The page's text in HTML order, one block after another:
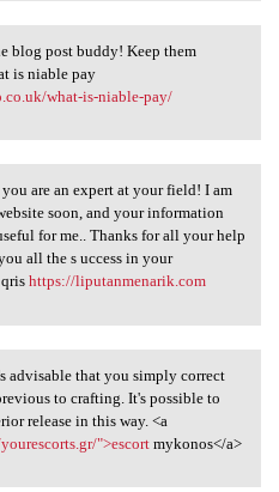
blog post
blog post buddy! Keep them
is niable pay
what-is-niable-pay/
you are an
you are an expert at your field! I am
soon, and your information
for me.. Thanks for all your help
all the s uccess in your
https://liputanmenarik.com
advisable
advisable that you simply correct
to crafting. It's possible to
release in this way. <a
">escortmykonos</a>